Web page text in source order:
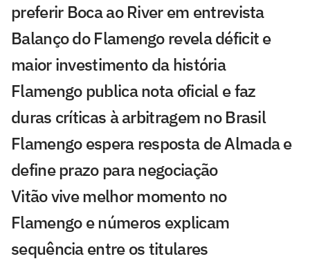
preferir Boca ao River em entrevista
Balanço do Flamengo revela déficit e
maior investimento da história
Flamengo publica nota oficial e faz
duras críticas à arbitragem no Brasil
Flamengo espera resposta de Almada e
define prazo para negociação
Vitão vive melhor momento no
Flamengo e números explicam
sequência entre os titulares